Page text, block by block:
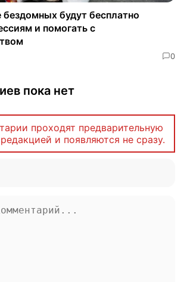
бездомных будут бесплатно
и помогать с
0
пока нет
проходят предварительную
и появляются не сразу.